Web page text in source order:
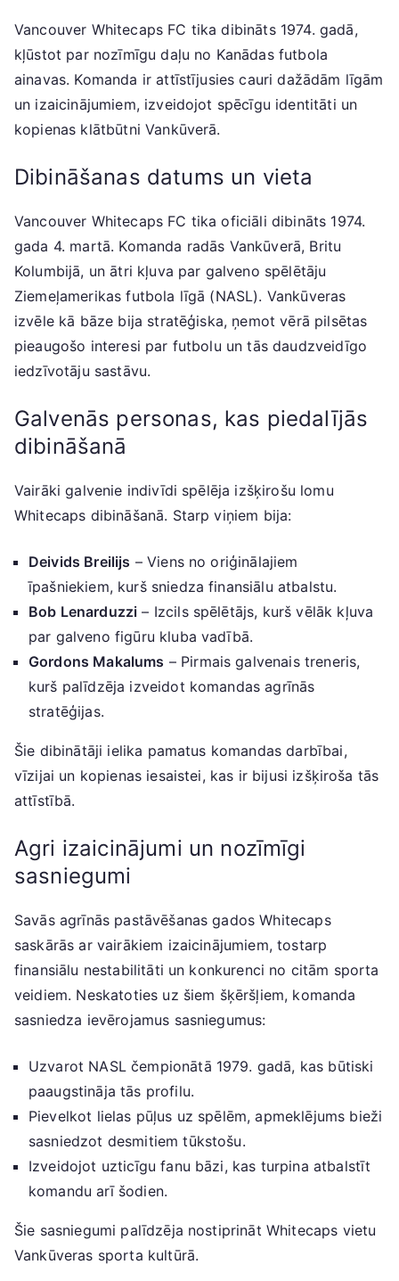
Vancouver Whitecaps FC tika dibināts 1974. gadā,
kļūstot par nozīmīgu daļu no Kanādas futbola
ainavas. Komanda ir attīstījusies cauri dažādām līgām
un izaicinājumiem, izveidojot spēcīgu identitāti un
kopienas klātbūtni Vankūverā.
Dibināšanas datums un vieta
Vancouver Whitecaps FC tika oficiāli dibināts 1974.
gada 4. martā. Komanda radās Vankūverā, Britu
Kolumbijā, un ātri kļuva par galveno spēlētāju
Ziemeļamerikas futbola līgā (NASL). Vankūveras
izvēle kā bāze bija stratēģiska, ņemot vērā pilsētas
pieaugošo interesi par futbolu un tās daudzveidīgo
iedzīvotāju sastāvu.
Galvenās personas, kas piedalījās
dibināšanā
Vairāki galvenie indivīdi spēlēja izšķirošu lomu
Whitecaps dibināšanā. Starp viņiem bija:
Deivids Breilijs – Viens no oriģinālajiem
īpašniekiem, kurš sniedza finansiālu atbalstu.
Bob Lenarduzzi – Izcils spēlētājs, kurš vēlāk kļuva
par galveno figūru kluba vadībā.
Gordons Makalums – Pirmais galvenais treneris,
kurš palīdzēja izveidot komandas agrīnās
stratēģijas.
Šie dibinātāji ielika pamatus komandas darbībai,
vīzijai un kopienas iesaistei, kas ir bijusi izšķiroša tās
attīstībā.
Agri izaicinājumi un nozīmīgi
sasniegumi
Savās agrīnās pastāvēšanas gados Whitecaps
saskārās ar vairākiem izaicinājumiem, tostarp
finansiālu nestabilitāti un konkurenci no citām sporta
veidiem. Neskatoties uz šiem šķēršļiem, komanda
sasniedza ievērojamus sasniegumus:
Uzvarot NASL čempionātā 1979. gadā, kas būtiski
paaugstināja tās profilu.
Pievelkot lielas pūļus uz spēlēm, apmeklējums bieži
sasniedzot desmitiem tūkstošu.
Izveidojot uzticīgu fanu bāzi, kas turpina atbalstīt
komandu arī šodien.
Šie sasniegumi palīdzēja nostiprināt Whitecaps vietu
Vankūveras sporta kultūrā.